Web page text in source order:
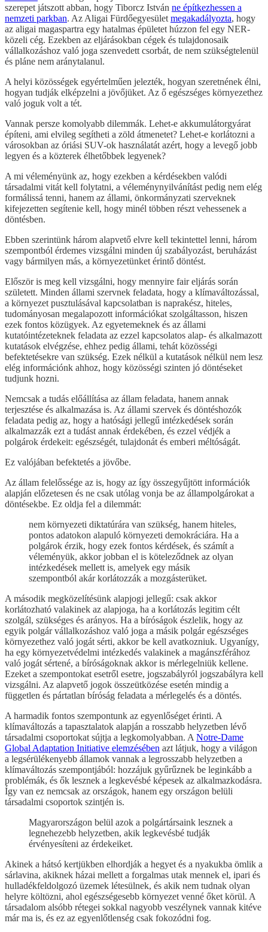
szerepet játszott abban, hogy Tiborcz István ne építkezhessen a
nemzeti parkban. Az Aligai Fürdőegyesület megakadályozta, hogy
az aligai magaspartra egy hatalmas épületet húzzon fel egy NER-
közeli cég. Ezekben az eljárásokban cégek és tulajdonosaik
vállalkozáshoz való joga szenvedett csorbát, de nem szükségtelenül
és pláne nem aránytalanul.
A helyi közösségek egyértelműen jelezték, hogyan szeretnének élni,
hogyan tudják elképzelni a jövőjüket. Az ő egészséges környezethez
való joguk volt a tét.
Vannak persze komolyabb dilemmák. Lehet-e akkumulátorgyárat
építeni, ami elvileg segítheti a zöld átmenetet? Lehet-e korlátozni a
városokban az óriási SUV-ok használatát azért, hogy a levegő jobb
legyen és a közterek élhetőbbek legyenek?
A mi véleményünk az, hogy ezekben a kérdésekben valódi
társadalmi vitát kell folytatni, a véleménynyilvánítást pedig nem elég
formálissá tenni, hanem az állami, önkormányzati szerveknek
kifejezetten segítenie kell, hogy minél többen részt vehessenek a
döntésben.
Ebben szerintünk három alapvető elvre kell tekintettel lenni, három
szempontból érdemes vizsgálni minden új szabályozást, beruházást
vagy bármilyen más, a környezetünket érintő döntést.
Először is meg kell vizsgálni, hogy mennyire fair eljárás során
született. Minden állami szervnek feladata, hogy a klímaváltozással,
a környezet pusztulásával kapcsolatban is naprakész, hiteles,
tudományosan megalapozott információkat szolgáltasson, hiszen
ezek fontos közügyek. Az egyetemeknek és az állami
kutatóintézeteknek feladata az ezzel kapcsolatos alap- és alkalmazott
kutatások elvégzése, ehhez pedig állami, tehát közösségi
befektetésekre van szükség. Ezek nélkül a kutatások nélkül nem lesz
elég információnk ahhoz, hogy közösségi szinten jó döntéseket
tudjunk hozni.
Nemcsak a tudás előállítása az állam feladata, hanem annak
terjesztése és alkalmazása is. Az állami szervek és döntéshozók
feladata pedig az, hogy a hatósági jellegű intézkedések során
alkalmazzák ezt a tudást annak érdekében, és ezzel védjék a
polgárok érdekeit: egészségét, tulajdonát és emberi méltóságát.
Ez valójában befektetés a jövőbe.
Az állam felelőssége az is, hogy az így összegyűjtött információk
alapján előzetesen és ne csak utólag vonja be az állampolgárokat a
döntésekbe. Ez oldja fel a dilemmát:
nem környezeti diktatúrára van szükség, hanem hiteles,
pontos adatokon alapuló környezeti demokráciára. Ha a
polgárok érzik, hogy ezek fontos kérdések, és számít a
véleményük, akkor jobban el is köteleződnek az olyan
intézkedések mellett is, amelyek egy másik
szempontból akár korlátozzák a mozgásterüket.
A második megközelítésünk alapjogi jellegű: csak akkor
korlátozható valakinek az alapjoga, ha a korlátozás legitim célt
szolgál, szükséges és arányos. Ha a bíróságok észlelik, hogy az
egyik polgár vállalkozáshoz való joga a másik polgár egészséges
környezethez való jogát sérti, akkor be kell avatkozniuk. Ugyanígy,
ha egy környezetvédelmi intézkedés valakinek a magánszférához
való jogát sértené, a bíróságoknak akkor is mérlegelniük kellene.
Ezeket a szempontokat esetről esetre, jogszabályról jogszabályra kell
vizsgálni. Az alapvető jogok összeütközése esetén mindig a
független és pártatlan bíróság feladata a mérlegelés és a döntés.
A harmadik fontos szempontunk az egyenlőséget érinti. A
klímaváltozás a tapasztalatok alapján a rosszabb helyzetben lévő
társadalmi csoportokat sújtja a legkomolyabban. A Notre-Dame
Global Adaptation Initiative elemzésében azt látjuk, hogy a világon
a legsérülékenyebb államok vannak a legrosszabb helyzetben a
klímaváltozás szempontjából: hozzájuk gyűrűznek be leginkább a
problémák, és ők lesznek a legkevésbé képesek az alkalmazkodásra.
Így van ez nemcsak az országok, hanem egy országon belüli
társadalmi csoportok szintjén is.
Magyarországon belül azok a polgártársaink lesznek a
legnehezebb helyzetben, akik legkevésbé tudják
érvényesíteni az érdekeiket.
Akinek a hátsó kertjükben elhordják a hegyet és a nyakukba ömlik a
sárlavina, akiknek házai mellett a forgalmas utak mennek el, ipari és
hulladékfeldolgozó üzemek létesülnek, és akik nem tudnak olyan
helyre költözni, ahol egészségesebb környezet venné őket körül. A
társadalom alsóbb rétegei sokkal nagyobb veszélynek vannak kitéve
már ma is, és ez az egyenlőtlenség csak fokozódni fog.